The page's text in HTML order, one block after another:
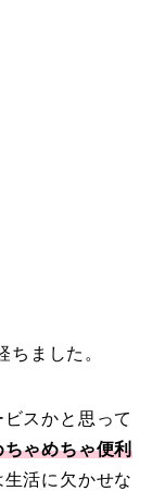
ました。
スかと思って
ちゃめちゃ便利
活に欠かせな